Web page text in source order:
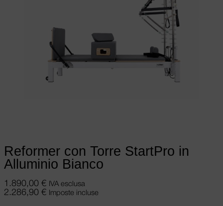
Reformer con Torre StartPro in
Alluminio Bianco
1.890,00 € IVA esclusa
2.286,90 € Imposte incluse